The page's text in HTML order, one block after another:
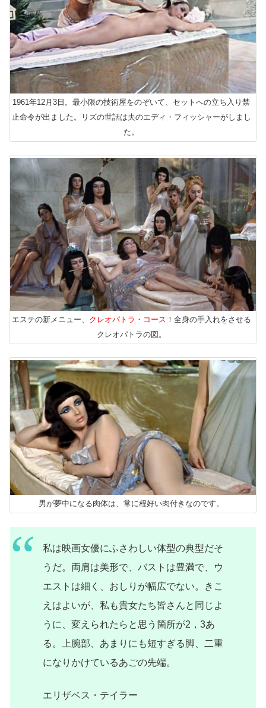
1961年12月3日。最小限の技術屋をのぞいて、セットへの立ち入り禁
止命令が出ました。リズの世話は夫のエディ・フィッシャーがしまし
た。
エステの新メニュー、 クレオパトラ・コース ！全身の手入れをさせる
クレオパトラの図。
男が夢中になる肉体は、常に程好い肉付きなのです。
私は映画女優にふさわしい体型の典型だそ
うだ。両肩は美形で、バストは豊満で、ウ
エストは細く、おしりが幅広でない。きこ
えはよいが、私も貴女たち皆さんと同じよ
うに、変えられたらと思う箇所が2，3あ
る。上腕部、あまりにも短すぎる脚、二重
になりかけているあごの先端。
エリザベス・テイラー